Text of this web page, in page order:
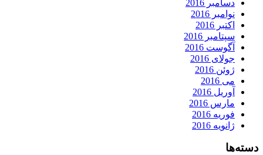
دسامبر 2016
نوامبر 2016
اکتبر 2016
سپتامبر 2016
آگوست 2016
جولای 2016
ژوئن 2016
می 2016
آوریل 2016
مارس 2016
فوریه 2016
ژانویه 2016
دسته‌ها